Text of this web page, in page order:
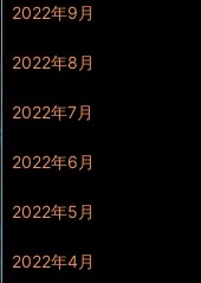
2022年9月
2022年8月
2022年7月
2022年6月
2022年5月
2022年4月